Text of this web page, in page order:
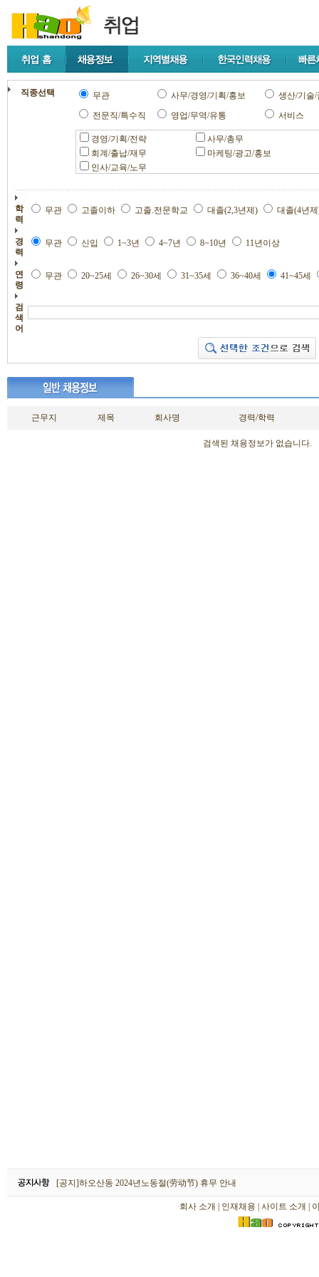
직종선택 무관 사무/경영/기획/홍보
생산/기술
전문직/특수직
영업/무역/유통 서비스
경영/기획/전략
사무/총무
회계/출납/재무
마케팅/광고/홍보
인사/교육/노무
학
력
무관 고졸이하 고졸.전문학교 대졸(2,3년제) 대졸(4년
경
력
무관 신입 1~3년 4~7년 8~10년 11년이상
연
령
무관 20~25세 26~30세 31~35세 36~40세 41~45세
검
색
어
근무지 제목 회사명 경력/학력
검색된 채용정보가 없습니다.
하오산동 2026년 설날(春节) 휴무 안내
[공지]하오산동 2024년노동절(劳动节) 휴무 안내
[공지]하오산동 2024년 설날(春节) 휴무 안내
회사 소개 인재채용 사이트 소개